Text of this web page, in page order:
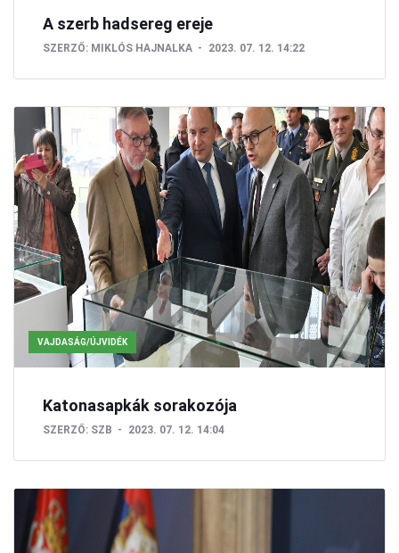
A szerb hadsereg ereje
SZERZŐ: MIKLÓS HAJNALKA 2023. 07. 12. 14:22
VAJDASÁG/ÚJVIDÉK
Katonasapkák sorakozója
SZERZŐ: SZB 2023. 07. 12. 14:04